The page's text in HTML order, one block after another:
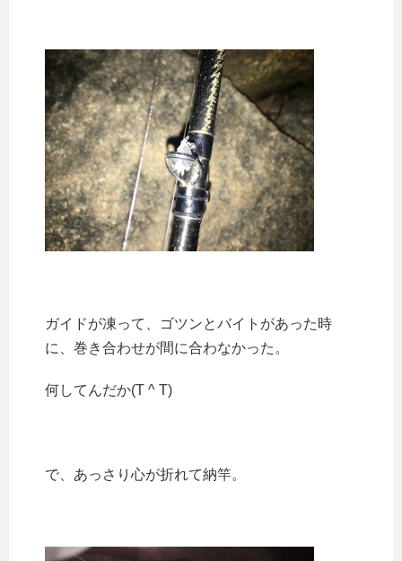
ガイドが凍って、ゴツンとバイトがあった時
に、巻き合わせが間に合わなかった。
何してんだか(T ^ T)
で、あっさり心が折れて納竿。